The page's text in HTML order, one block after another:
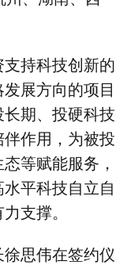
持科技创新的
展方向的项目
期、投硬科技
作用，为被投
等赋能服务，
平科技自立自
支撑。
思伟在签约仪